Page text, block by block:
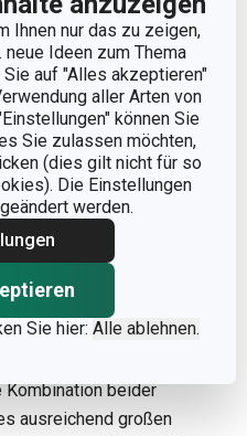
Ihnen nur das zu zeigen,
Ideen zum Thema
Sie auf "Alles akzeptieren"
aller Arten von
können Sie
Sie zulassen möchten,
(dies gilt nicht für so
Die Einstellungen
werden.
Sie hier: Alle ablehnen.
Meeresfrüchte
gefüllte und
beider
ausreichend großen